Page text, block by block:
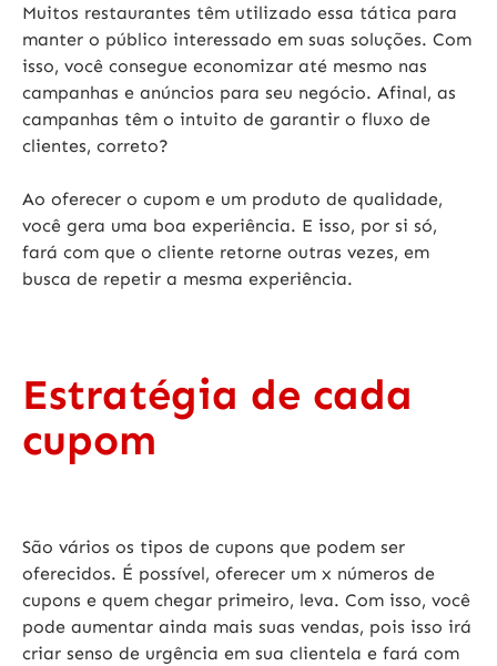
Muitos restaurantes têm utilizado essa tática para
manter o público interessado em suas soluções. Com
isso, você consegue economizar até mesmo nas
campanhas e anúncios para seu negócio. Afinal, as
campanhas têm o intuito de garantir o fluxo de
clientes, correto?
Ao oferecer o cupom e um produto de qualidade,
você gera uma boa experiência. E isso, por si só,
fará com que o cliente retorne outras vezes, em
busca de repetir a mesma experiência.
Estratégia de cada
cupom
São vários os tipos de cupons que podem ser
oferecidos. É possível, oferecer um x números de
cupons e quem chegar primeiro, leva. Com isso, você
pode aumentar ainda mais suas vendas, pois isso irá
criar senso de urgência em sua clientela e fará com